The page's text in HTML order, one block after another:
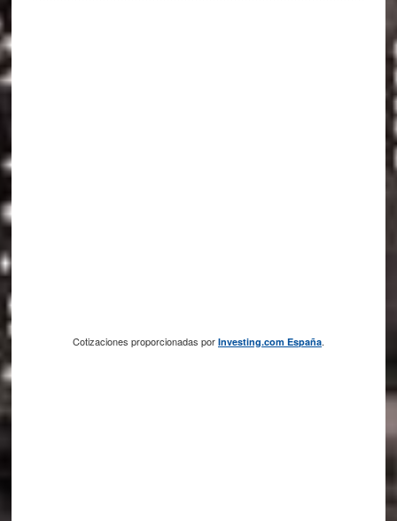
Cotizaciones proporcionadas por Investing.com España.